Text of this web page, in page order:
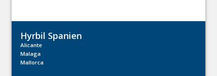
Hyrbil Spanien
Alicante
Malaga
Mallorca